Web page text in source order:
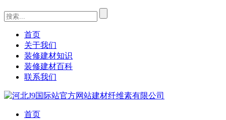
首页
关于我们
装修建材知识
装修建材百科
联系我们
首页